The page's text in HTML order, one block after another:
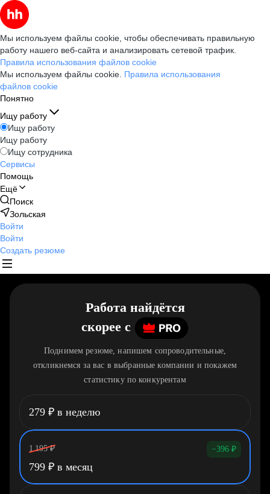
Мы используем файлы cookie, чтобы обеспечивать правильную
работу нашего веб-сайта и анализировать сетевой трафик.
Правила использования файлов cookie
Мы используем файлы cookie. Правила использования
файлов cookie
Понятно
Ищу работу
Ищу работу
Ищу работу
Ищу сотрудника
Сервисы
Помощь
Ещё
Поиск
Зольская
Войти
Войти
Создать резюме
Работа найдётся
скорее c
Поднимем резюме, напишем сопроводительные,
откликнемся за вас в выбранные компании и покажем
статистику по конкурентам
279 ₽ в неделю
1 195 ₽ −396 ₽
799 ₽ в месяц